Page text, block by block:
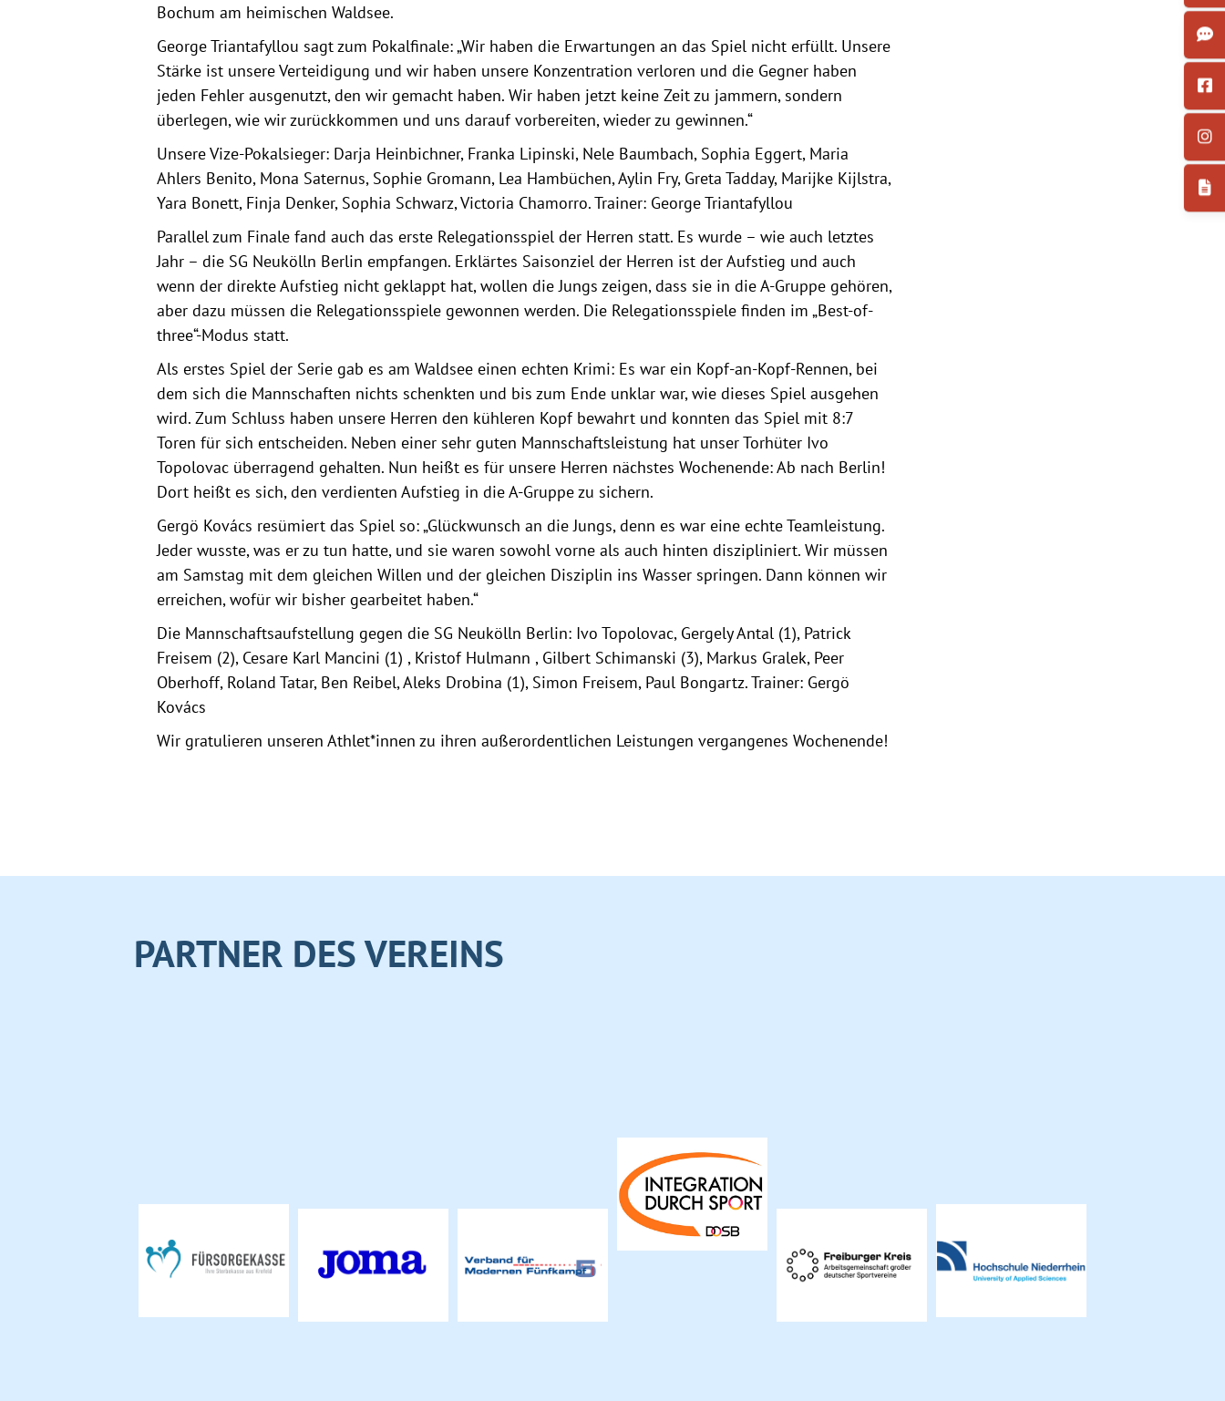
Bochum am heimischen Waldsee.
George Triantafyllou sagt zum Pokalfinale: „Wir haben die Erwartungen an das Spiel nicht erfüllt. Unsere
Stärke ist unsere Verteidigung und wir haben unsere Konzentration verloren und die Gegner haben
jeden Fehler ausgenutzt, den wir gemacht haben. Wir haben jetzt keine Zeit zu jammern, sondern
überlegen, wie wir zurückkommen und uns darauf vorbereiten, wieder zu gewinnen.“
Unsere Vize-Pokalsieger: Darja Heinbichner, Franka Lipinski, Nele Baumbach, Sophia Eggert, Maria
Ahlers Benito, Mona Saternus, Sophie Gromann, Lea Hambüchen, Aylin Fry, Greta Tadday, Marijke Kijlstra,
Yara Bonett, Finja Denker, Sophia Schwarz, Victoria Chamorro. Trainer: George Triantafyllou
Parallel zum Finale fand auch das erste Relegationsspiel der Herren statt. Es wurde – wie auch letztes
Jahr – die SG Neukölln Berlin empfangen. Erklärtes Saisonziel der Herren ist der Aufstieg und auch
wenn der direkte Aufstieg nicht geklappt hat, wollen die Jungs zeigen, dass sie in die A-Gruppe gehören,
aber dazu müssen die Relegationsspiele gewonnen werden. Die Relegationsspiele finden im „Best-of-
three“-Modus statt.
Als erstes Spiel der Serie gab es am Waldsee einen echten Krimi: Es war ein Kopf-an-Kopf-Rennen, bei
dem sich die Mannschaften nichts schenkten und bis zum Ende unklar war, wie dieses Spiel ausgehen
wird. Zum Schluss haben unsere Herren den kühleren Kopf bewahrt und konnten das Spiel mit 8:7
Toren für sich entscheiden. Neben einer sehr guten Mannschaftsleistung hat unser Torhüter Ivo
Topolovac überragend gehalten. Nun heißt es für unsere Herren nächstes Wochenende: Ab nach Berlin!
Dort heißt es sich, den verdienten Aufstieg in die A-Gruppe zu sichern.
Gergö Kovács resümiert das Spiel so: „Glückwunsch an die Jungs, denn es war eine echte Teamleistung.
Jeder wusste, was er zu tun hatte, und sie waren sowohl vorne als auch hinten diszipliniert. Wir müssen
am Samstag mit dem gleichen Willen und der gleichen Disziplin ins Wasser springen. Dann können wir
erreichen, wofür wir bisher gearbeitet haben.“
Die Mannschaftsaufstellung gegen die SG Neukölln Berlin: Ivo Topolovac, Gergely Antal (1), Patrick
Freisem (2), Cesare Karl Mancini (1) , Kristof Hulmann , Gilbert Schimanski (3), Markus Gralek, Peer
Oberhoff, Roland Tatar, Ben Reibel, Aleks Drobina (1), Simon Freisem, Paul Bongartz. Trainer: Gergö
Kovács
Wir gratulieren unseren Athlet*innen zu ihren außerordentlichen Leistungen vergangenes Wochenende!
PARTNER DES VEREINS